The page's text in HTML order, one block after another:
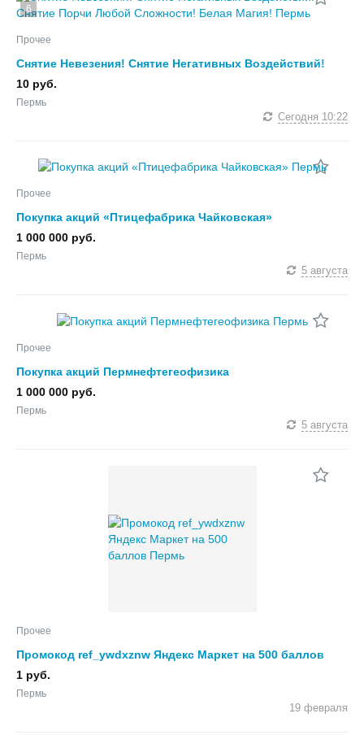
6
Прочее
Снятие Невезения! Снятие Негативных Воздействий!
Снятие Порчи Любой Сложности! Белая Магия!
10 руб.
Пермь
Сегодня 10:22
Прочее
Покупка акций «Птицефабрика Чайковская»
1 000 000 руб.
Пермь
5 августа
Прочее
Покупка акций Пермнефтегеофизика
1 000 000 руб.
Пермь
5 августа
Прочее
Промокод ref_ywdxznw Яндекс Маркет на 500 баллов
1 руб.
Пермь
19 февраля